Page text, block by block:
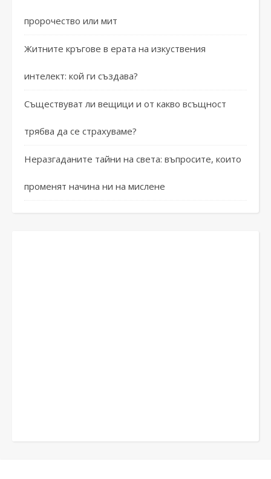
пророчество или мит
Житните кръгове в ерата на изкуствения
интелект: кой ги създава?
Съществуват ли вещици и от какво всъщност
трябва да се страхуваме?
Неразгаданите тайни на света: въпросите, които
променят начина ни на мислене